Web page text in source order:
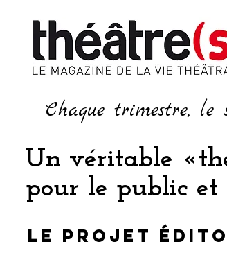
Chaque trimestre,
Un véritable
LE PROJET
pour le public et